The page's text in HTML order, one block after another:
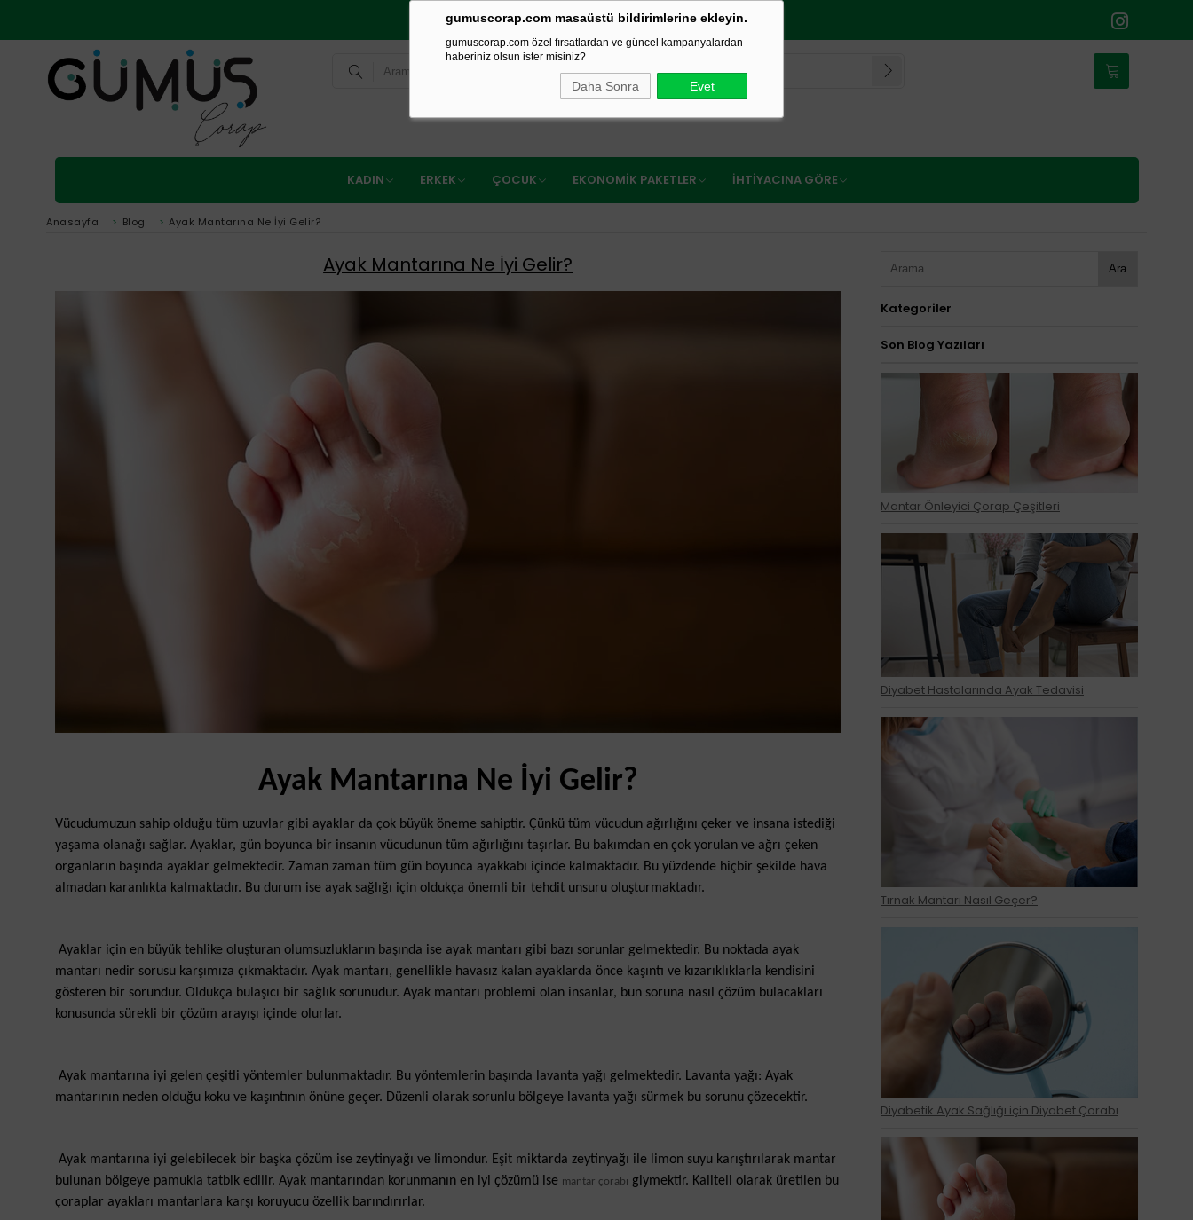
gumuscorap.com masaüstü bildirimlerine ekleyin.
gumuscorap.com özel fırsatlardan ve güncel kampanyalardan
haberiniz olsun ister misiniz?
Daha Sonra Evet
SİPARİŞİNİZ AYNI GÜN KARGODA
KADIN ERKEK ÇOCUK EKONOMIK PAKETLER İHTIYACINA GÖRE
Anasayfa > Blog > Ayak Mantarına Ne İyi Gelir?
Ayak Mantarına Ne İyi Gelir?
Ayak Mantarına Ne İyi Gelir?
Vücudumuzun sahip olduğu tüm uzuvlar gibi ayaklar da çok büyük öneme sahiptir. Çünkü tüm vücudun ağırlığını çeker ve insana istediği
yaşama olanağı sağlar. Ayaklar, gün boyunca bir insanın vücudunun tüm ağırlığını taşırlar. Bu bakımdan en çok yorulan ve ağrı çeken
organların başında ayaklar gelmektedir. Zaman zaman tüm gün boyunca ayakkabı içinde kalmaktadır. Bu yüzdende hiçbir şekilde hava
almadan karanlıkta kalmaktadır. Bu durum ise ayak sağlığı için oldukça önemli bir tehdit unsuru oluşturmaktadır.
Ayaklar için en büyük tehlike oluşturan olumsuzlukların başında ise ayak mantarı gibi bazı sorunlar gelmektedir. Bu noktada ayak
mantarı nedir sorusu karşımıza çıkmaktadır. Ayak mantarı, genellikle havasız kalan ayaklarda önce kaşıntı ve kızarıklıklarla kendisini
gösteren bir sorundur. Oldukça bulaşıcı bir sağlık sorunudur. Ayak mantarı problemi olan insanlar, bun soruna nasıl çözüm bulacakları
konusunda sürekli bir çözüm arayışı içinde olurlar.
Ayak mantarına iyi gelen çeşitli yöntemler bulunmaktadır. Bu yöntemlerin başında lavanta yağı gelmektedir. Lavanta yağı: Ayak
mantarının neden olduğu koku ve kaşıntının önüne geçer. Düzenli olarak sorunlu bölgeye lavanta yağı sürmek bu sorunu çözecektir.
Ayak mantarına iyi gelebilecek bir başka çözüm ise zeytinyağı ve limondur. Eşit miktarda zeytinyağı ile limon suyu karıştırılarak mantar
bulunan bölgeye pamukla tatbik edilir. Ayak mantarından korunmanın en iyi çözümü ise mantar çorabı giymektir. Kaliteli olarak üretilen bu
çoraplar ayakları mantarlara karşı koruyucu özellik barındırırlar.
Ara
Kategoriler
Son Blog Yazıları
Mantar Önleyici Çorap Çeşitleri
Diyabet Hastalarında Ayak Tedavisi
Tırnak Mantarı Nasıl Geçer?
Diyabetik Ayak Sağlığı için Diyabet Çorabı